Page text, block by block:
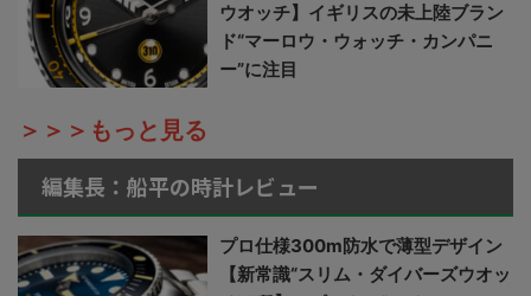
ウオッチ】イギリスの未上陸ブラン
ド“マーロウ・ウォッチ・カンパニ
ー”に注目
＞＞＞もっと見る
編集長：船平の時計レビュー
プロ仕様300m防水で薄型デザイン
【新常識“スリム・ダイバーズウオッ